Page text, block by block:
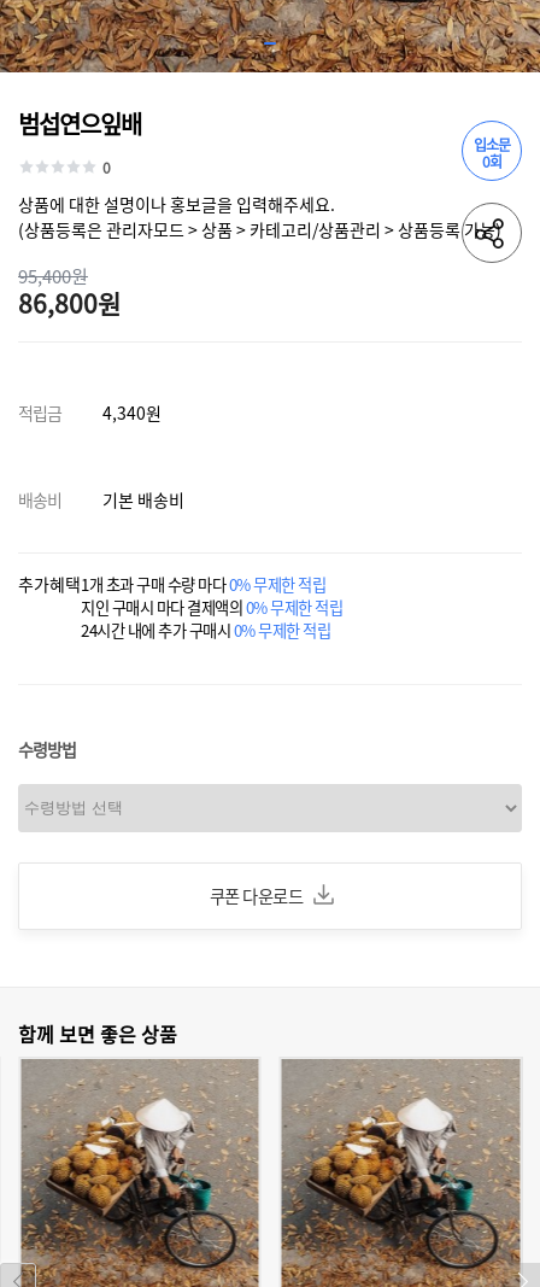
입소문
0회
범섭연으잎배
0
상품에 대한 설명이나 홍보글을 입력해주세요.
(상품등록은 관리자모드 > 상품 > 카테고리/상품관리 > 상품등록 가능)
95,400원
86,800원
적립금 4,340원
배송비 기본 배송비
추가혜택1개 초과 구매 수량 마다0% 무제한 적립
지인 구매시 마다 결제액의0% 무제한 적립
24시간 내에 추가 구매시0% 무제한 적립
수령방법
쿠폰 다운로드
함께 보면 좋은 상품